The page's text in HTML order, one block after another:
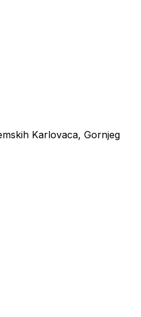
Karlovaca, Gornjeg